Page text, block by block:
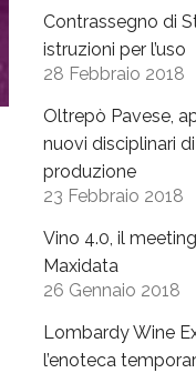
Contrassegno di
istruzioni per l’uso
28 Febbraio 2018
Oltrepò Pavese,
nuovi disciplinari di
produzione
23 Febbraio 2018
Vino 4.0, il
Maxidata
26 Gennaio 2018
Lombardy Wine
l’enoteca